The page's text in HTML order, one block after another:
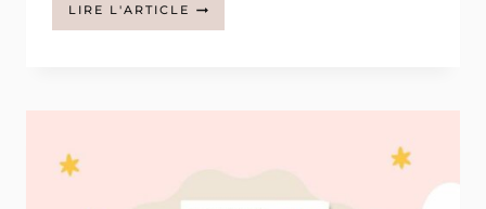
LIRE L'ARTICLE LA
ROUE